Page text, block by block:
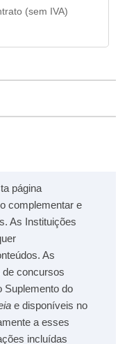
(sem IVA)
página
complementar e
As Instituições
As
concursos
Suplemento do
e disponíveis no
a esses
incluídas